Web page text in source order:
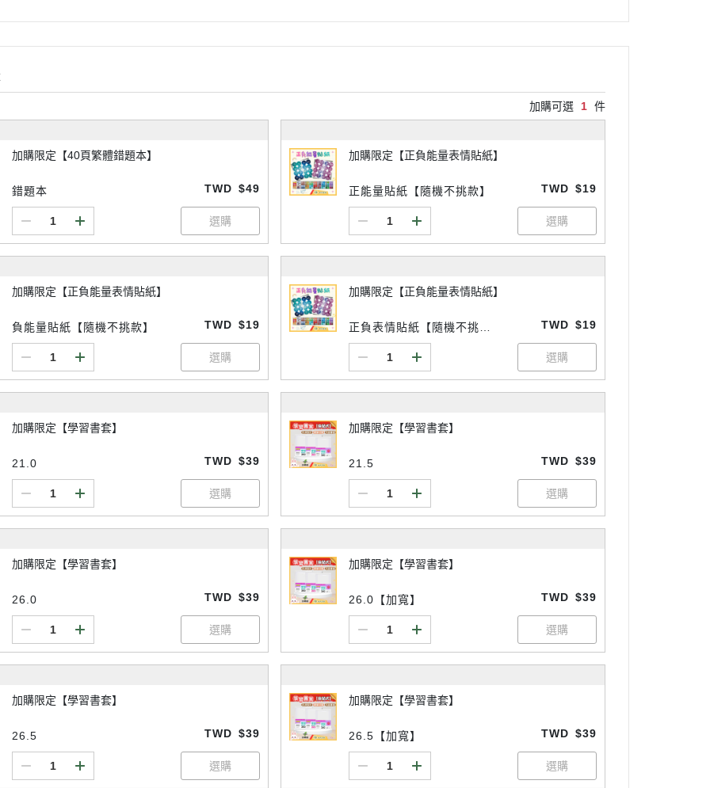
加購可選 1 件
加購限定【40頁繁體錯題本】
錯題本 TWD $49
加購限定【正負能量表情貼紙】
正能量貼紙【隨機不挑款】 TWD $19
加購限定【正負能量表情貼紙】
負能量貼紙【隨機不挑款】 TWD $19
加購限定【正負能量表情貼紙】
正負表情貼紙【隨機不挑
TWD $19
加購限定【學習書套】
21.0 TWD $39
加購限定【學習書套】
21.5 TWD $39
加購限定【學習書套】
26.0 TWD $39
加購限定【學習書套】
26.0【加寬】 TWD $39
加購限定【學習書套】
26.5 TWD $39
加購限定【學習書套】
26.5【加寬】 TWD $39